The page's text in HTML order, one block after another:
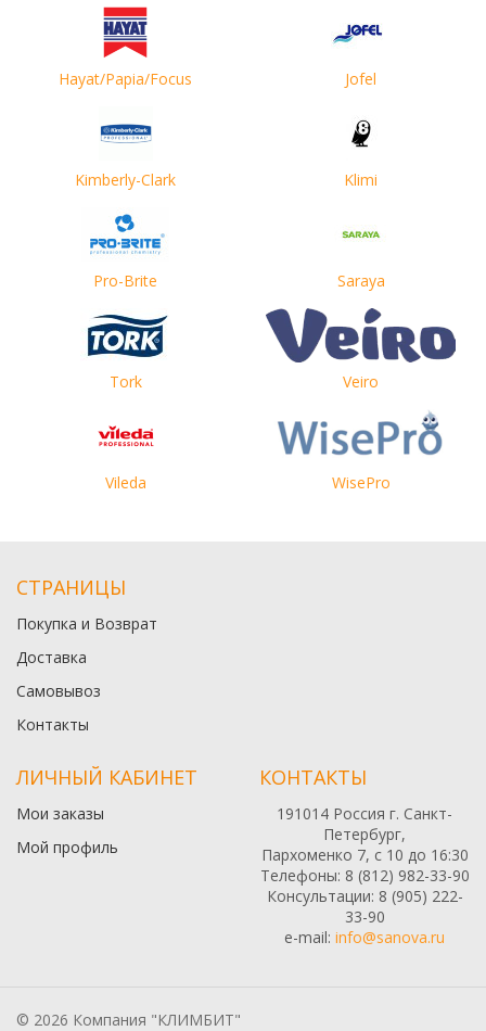
Hayat/Papia/Focus Jofel
Kimberly-Clark Klimi
Pro-Brite Saraya
Tork Veiro
Vileda WisePro
СТРАНИЦЫ
Покупка и Возврат
Доставка
Самовывоз
Контакты
ЛИЧНЫЙ КАБИНЕТ
Мои заказы
Мой профиль
КОНТАКТЫ
191014 Россия г. Санкт-
Петербург,
Пархоменко 7, с 10 до 16:30
Телефоны: 8 (812) 982-33-90
Консультации: 8 (905) 222-
33-90
e-mail: info@sanova.ru
© 2026 Компания "КЛИМБИТ"